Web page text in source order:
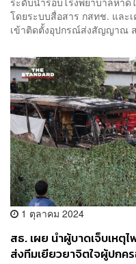
โดยระบบสื่อสาร กสทช. และ
เข้าติดตั้งอุปกรณ์ส่งสัญญาณ
1 ตุลาคม 2024
สธ. เผย นำผู้บาดเจ็บเหตุ
ส่งทีมเยียวยาจิตใจผู้ปกค